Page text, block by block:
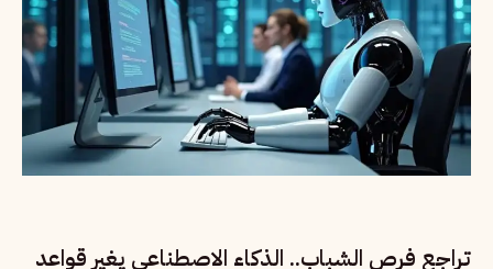
تراجع فرص الشباب.. الذكاء الاصطناعي يغير قواعد